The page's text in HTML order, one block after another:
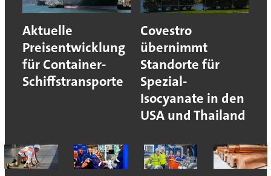
Aktuelle
Preisentwicklung
für Container-
Schiffstransporte
Covestro
übernimmt
Standorte für
Spezial-
Isocyanate in den
USA und Thailand